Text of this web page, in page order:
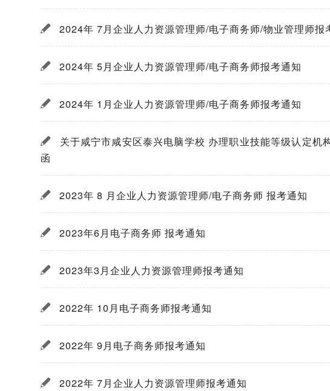
2024年 7月企业人力资源管理师/电子商务师/物业管理师报
2024年 5月企业人力资源管理师/电子商务师报考通知
2024年 1月企业人力资源管理师/电子商务师报考通知
关于咸宁市咸安区泰兴电脑学校 办理职业技能等级认定机
函
2023年 8 月企业人力资源管理师/电子商务师 报考通知
2023年6月电子商务师 报考通知
2023年3月企业人力资源管理师报考通知
2022年 10月电子商务师报考通知
2022年 9月电子商务师报考通知
2022年 7月企业人力资源管理师报考通知